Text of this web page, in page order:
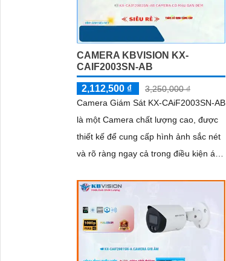
CAMERA KBVISION KX-
CAIF2003SN-AB
2,112,500 ₫
3,250,000 ₫
Camera Giám Sát KX-CAiF2003SN-AB
là một Camera chất lượng cao, được
thiết kế để cung cấp hình ảnh sắc nét
và rõ ràng ngay cả trong điều kiện ánh